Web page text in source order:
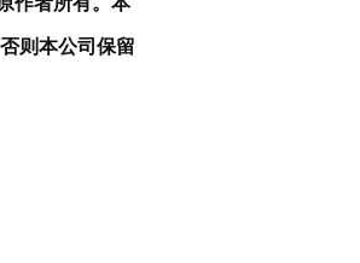
否则本公司保留